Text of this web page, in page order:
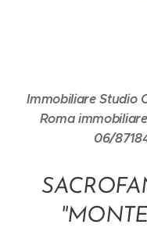
Immobiliare Studio
Roma
06/